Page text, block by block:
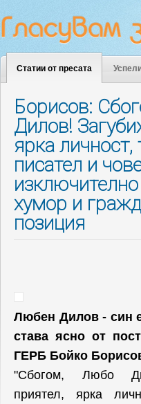
Статии от пресата
Борисов:
Дилов!
ярка личност,
писател и
хумор и
позиция
Любен Дилов - син
става ясно от
ГЕРБ Бойко
"Сбогом, Любо
приятел, ярка